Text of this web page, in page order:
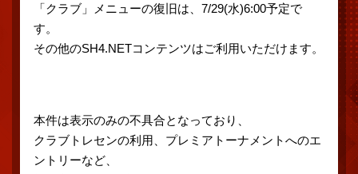
「クラブ」メニューの復旧は、7/29(水)6:00予定で
す。
その他のSH4.NETコンテンツはご利用いただけます。
本件は表示のみの不具合となっており、
クラブトレセンの利用、プレミアトーナメントへのエ
ントリーなど、